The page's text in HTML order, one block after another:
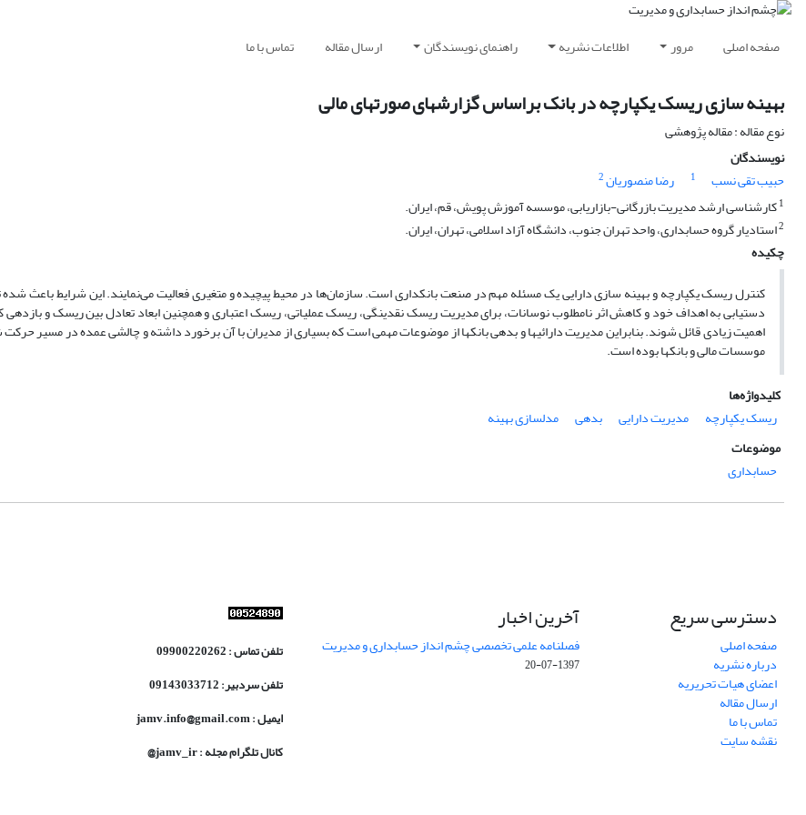
صفحه اصلی مرور اطلاعات نشریه راهنمای نویسندگان ارسال مقاله تماس با ما
بهینه سازی ریسک یکپارچه در بانک براساس گزارشهای صورتهای مالی
نوع مقاله : مقاله پژوهشی
نویسندگان
حبیب تقی نسب
1 رضا منصوریان2
1کارشناسی ارشد مدیریت بازرگانی-بازاریابی، موسسه آموزش پویش، قم، ایران.
2استادیار گروه حسابداری، واحد تهران جنوب، دانشگاه آزاد اسلامی، تهران، ایران.
چکیده
کنترل ریسک یکپارچه و بهینه سازی دارایی یک مسئله مهم در صنعت بانکداری است. سازمان‌ها در محیط پیچیده و متغیری فعالیت می‌نمایند. این شرایط باعث شده
دستیابی به اهداف خود و کاهش اثر نامطلوب نوسانات، برای مدیریت ریسک نقدینگی، ریسک عملیاتی، ریسک اعتباری و همچنین ابعاد تعادل بین ریسک و بازدهی
اهمیت زیادی قائل شوند. بنابراین مدیریت دارائیها و بدهی بانکها از موضوعات مهمی است که بسیاری از مدیران با آن برخورد داشته و چالشی عمده در مسیر
موسسات مالی و بانکها بوده است.
کلیدواژه‌ها
ریسک یکپارچه
مدیریت دارایی بدهی
مدلسازی بهینه
موضوعات
حسابداری
دسترسی سریع
صفحه اصلی
درباره نشریه
اعضای هیات تحریریه
ارسال مقاله
تماس با ما
نقشه سایت
آخرین اخبار
فصلنامه علمی تخصصی چشم انداز حسابداری و مدیریت
1397-07-20
تلفن تماس : 09900220262
تلفن سردبیر: 09143033712
ایمیل : jamv.info@gmail.com
کانال تلگرام مجله : jamv_ir@